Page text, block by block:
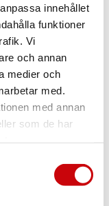
innehållet
funktioner
Vi
och annan
medier och
med.
med annan
som de har
Slät Vit